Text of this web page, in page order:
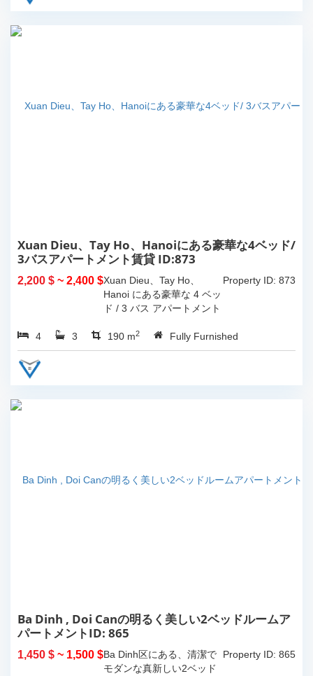
Xuan Dieu、Tay Ho、Hanoiにある豪華な4ベッド/
3バスアパートメント賃貸 ID:873
2,200 $ ~ 2,400 $ Property ID: 873
Xuan Dieu、Tay Ho、
Hanoi にある豪華な 4 ベッ
ド / 3 バス アパートメント
4
3 190 m2 Fully Furnished
Ba Dinh , Doi Canの明るく美しい2ベッドルームア
パートメントID: 865
1,450 $ ~ 1,500 $ Property ID: 865
Ba Dinh区にある、清潔で
モダンな真新しい2ベッド